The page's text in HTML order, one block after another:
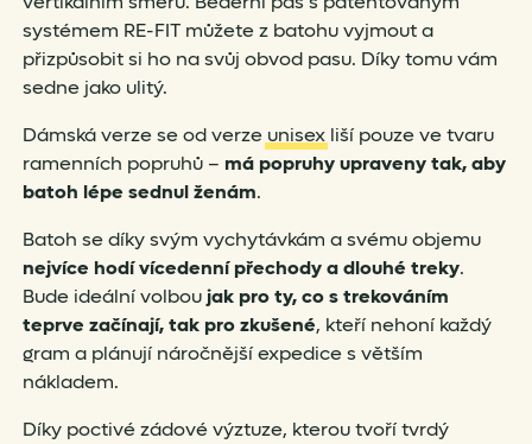
systémem RE-FIT můžete z batohu vyjmout a
přizpůsobit si ho na svůj obvod pasu. Díky tomu vám
sedne jako ulitý.
Dámská verze se od verze unisexliší pouze ve tvaru
ramenních popruhů – má popruhy upraveny tak, aby
batoh lépe sednul ženám.
Batoh se díky svým vychytávkám a svému objemu
nejvíce hodí vícedenní přechody a dlouhé treky.
Bude ideální volboujak pro ty, co s trekováním
teprve začínají, tak pro zkušené, kteří nehoní každý
gram a plánují náročnější expedice s větším
nákladem.
Díky poctivé zádové výztuze, kterou tvoří tvrdý